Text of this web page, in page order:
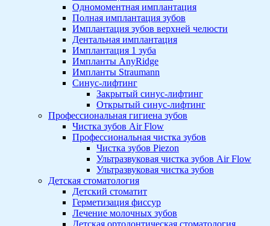
Одномоментная имплантация
Полная имплантация зубов
Имплантация зубов верхней челюсти
Дентальная имплантация
Имплантация 1 зуба
Импланты AnyRidge
Импланты Straumann
Синус-лифтинг
Закрытый синус-лифтинг
Открытый синус-лифтинг
Профессиональная гигиена зубов
Чистка зубов Air Flow
Профессиональная чистка зубов
Чистка зубов Piezon
Ультразвуковая чистка зубов Air Flow
Ультразвуковая чистка зубов
Детская стоматология
Детский стоматит
Герметизация фиссур
Лечение молочных зубов
Детская ортодонтическая стоматология